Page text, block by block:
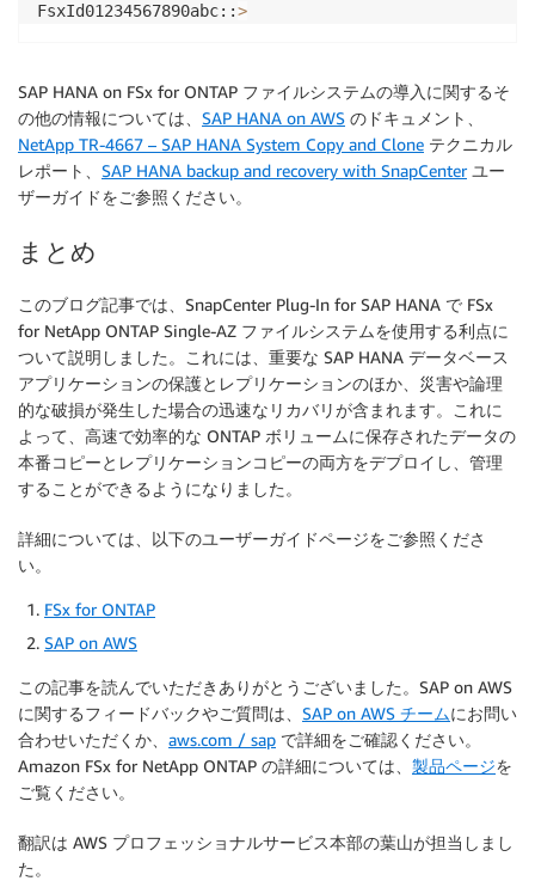
FsxId01234567890abc::>
SAP HANA on FSx for ONTAP ファイルシステムの導入に関するそ
の他の情報については、 SAP HANA on AWS のドキュメント、
NetApp TR-4667 – SAP HANA System Copy and Clone テクニカル
レポート、 SAP HANA backup and recovery with SnapCenterユー
ザーガイドをご参照ください。
まとめ
このブログ記事では、SnapCenter Plug-In for SAP HANA で FSx
for NetApp ONTAP Single-AZ ファイルシステムを使用する利点に
ついて説明しました。これには、重要な SAP HANA データベース
アプリケーションの保護とレプリケーションのほか、災害や論理
的な破損が発生した場合の迅速なリカバリが含まれます。これに
よって、高速で効率的な ONTAP ボリュームに保存されたデータの
本番コピーとレプリケーションコピーの両方をデプロイし、管理
することができるようになりました。
詳細については、以下のユーザーガイドページをご参照くださ
い。
FSx for ONTAP
SAP on AWS
この記事を読んでいただきありがとうございました。SAP on AWS
に関するフィードバックやご質問は、 SAP on AWS チームにお問い
合わせいただくか、 aws.com / sap で詳細をご確認ください。
Amazon FSx for NetApp ONTAP の詳細については、 製品ページを
ご覧ください。
翻訳は AWS プロフェッショナルサービス本部の葉山が担当しまし
た。